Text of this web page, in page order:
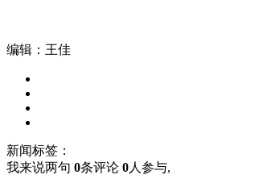
编辑：王佳
新闻标签：
我来说两句 0条评论 0人参与,